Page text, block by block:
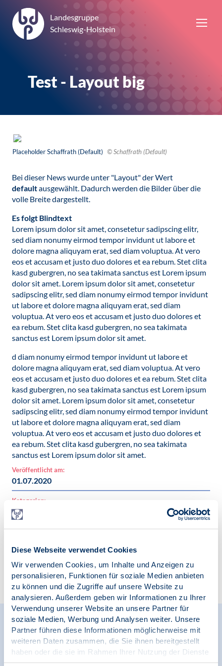
Diese Webseite verwendet Cookies
Wir verwenden Cookies, um Inhalte und Anzeigen zu
personalisieren, Funktionen für soziale Medien anbieten
zu können und die Zugriffe auf unsere Website zu
analysieren. Außerdem geben wir Informationen zu Ihrer
Verwendung unserer Website an unsere Partner für
soziale Medien, Werbung und Analysen weiter. Unsere
Partner führen diese Informationen möglicherweise mit
weiteren Daten zusammen, die Sie ihnen bereitgestellt
haben oder die sie im Rahmen Ihrer Nutzung der Dienste
gesammelt haben.
Landesgruppe
Schleswig-Holstein
Test - Layout big
Placeholder Schaffrath (Default) © Schaffrath (Default)
Bei dieser News wurde unter "Layout" der Wert
defaultausgewählt. Dadurch werden die Bilder über die
volle Breite dargestellt.
Es folgt Blindtext
Lorem ipsum dolor sit amet, consetetur sadipscing elitr,
sed diam nonumy eirmod tempor invidunt ut labore et
dolore magna aliquyam erat, sed diam voluptua. At vero
eos et accusam et justo duo dolores et ea rebum. Stet clita
kasd gubergren, no sea takimata sanctus est Lorem ipsum
dolor sit amet. Lorem ipsum dolor sit amet, consetetur
sadipscing elitr, sed diam nonumy eirmod tempor invidunt
ut labore et dolore magna aliquyam erat, sed diam
voluptua. At vero eos et accusam et justo duo dolores et
ea rebum. Stet clita kasd gubergren, no sea takimata
sanctus est Lorem ipsum dolor sit amet.
d diam nonumy eirmod tempor invidunt ut labore et
dolore magna aliquyam erat, sed diam voluptua. At vero
eos et accusam et justo duo dolores et ea rebum. Stet clita
kasd gubergren, no sea takimata sanctus est Lorem ipsum
dolor sit amet. Lorem ipsum dolor sit amet, consetetur
sadipscing elitr, sed diam nonumy eirmod tempor invidunt
ut labore et dolore magna aliquyam erat, sed diam
voluptua. At vero eos et accusam et justo duo dolores et
ea rebum. Stet clita kasd gubergren, no sea takimata
sanctus est Lorem ipsum dolor sit amet.
Veröffentlicht am:
01.07.2020
Kategorien:
News
Zur Übersicht
Relevante Nachrichten